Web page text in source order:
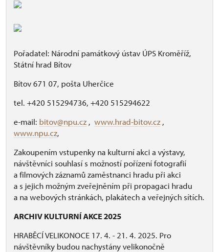
Pořadatel: Národní památkový ústav ÚPS Kroměříž,
Státní hrad Bítov
Bítov 671 07, pošta Uherčice
tel. +420 515294736, +420 515294622
e-mail: bitov@npu.cz , www.hrad-bitov.cz ,
www.npu.cz,
Zakoupením vstupenky na kulturní akci a výstavy,
návštěvníci souhlasí s možností pořízení fotografií
a filmových záznamů zaměstnanci hradu při akci
a s jejich možným zveřejněním při propagaci hradu
a na webových stránkách, plakátech a veřejných sítích.
ARCHIV KULTURNÍ AKCE 2025
HRABĚCÍ VELIKONOCE 17. 4. - 21. 4. 2025. Pro
návštěvníky budou nachystány velikonočně